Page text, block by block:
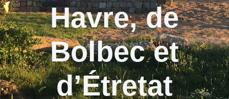
Havre, de
Bolbec et
d’Étretat